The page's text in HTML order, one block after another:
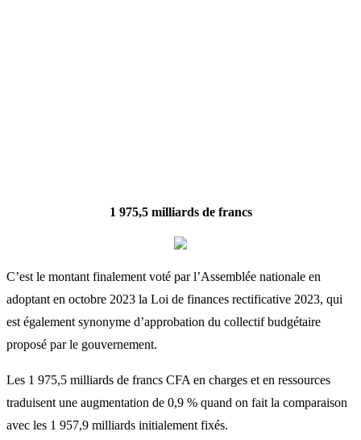
1 975,5 milliards de francs
C’est le montant finalement voté par l’Assemblée nationale en
adoptant en octobre 2023 la Loi de finances rectificative 2023, qui
est également synonyme d’approbation du collectif budgétaire
proposé par le gouvernement.
Les 1 975,5 milliards de francs CFA en charges et en ressources
traduisent une augmentation de 0,9 % quand on fait la comparaison
avec les 1 957,9 milliards initialement fixés.